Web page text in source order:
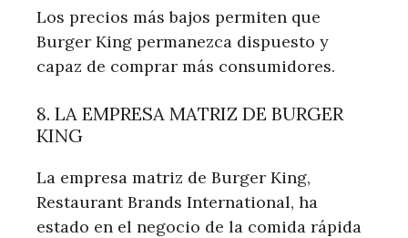
Los precios más bajos permiten que
Burger King permanezca dispuesto y
capaz de comprar más consumidores.
8. LA EMPRESA MATRIZ DE BURGER
KING
La empresa matriz de Burger King,
Restaurant Brands International, ha
estado en el negocio de la comida rápida